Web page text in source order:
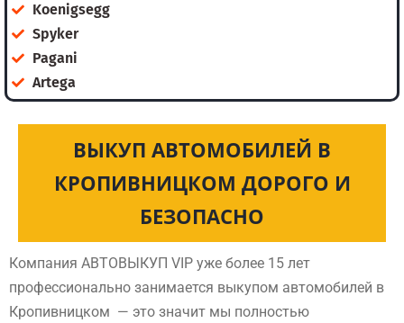
Koenigsegg
Spyker
Pagani
Artega
ВЫКУП АВТОМОБИЛЕЙ В
КРОПИВНИЦКОМ ДОРОГО И
БЕЗОПАСНО
Компания АВТОВЫКУП VIP уже более 15 лет
профессионально занимается выкупом автомобилей в
Кропивницком — это значит мы полностью